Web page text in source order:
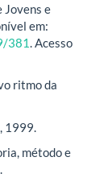
Jovens e
em:
381 . Acesso
ritmo da
1999.
método e